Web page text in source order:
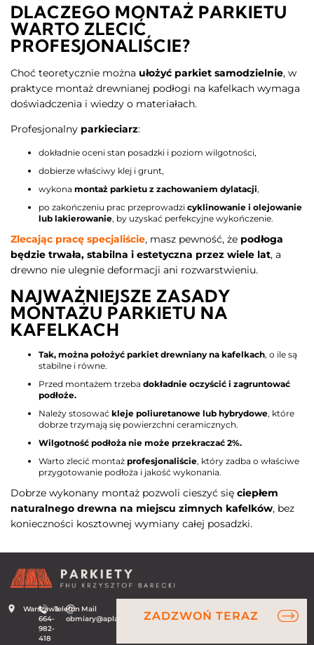
DLACZEGO MONTAŻ PARKIETU
WARTO ZLECIĆ
PROFESJONALIŚCIE?
Choć teoretycznie można ułożyć parkiet samodzielnie, w
praktyce montaż drewnianej podłogi na kafelkach wymaga
doświadczenia i wiedzy o materiałach.
Profesjonalny parkieciarz:
dokładnie oceni stan posadzki i poziom wilgotności,
dobierze właściwy klej i grunt,
wykona montaż parkietu z zachowaniem dylatacji,
po zakończeniu prac przeprowadzi cyklinowanie i olejowanie
lub lakierowanie, by uzyskać perfekcyjne wykończenie.
Zlecając pracę specjaliście, masz pewność, że podłoga
będzie trwała, stabilna i estetyczna przez wiele lat, a
drewno nie ulegnie deformacji ani rozwarstwieniu.
NAJWAŻNIEJSZE ZASADY
MONTAŻU PARKIETU NA
KAFELKACH
Tak, można położyć parkiet drewniany na kafelkach, o ile są
stabilne i równe.
Przed montażem trzeba dokładnie oczyścić i zagruntować
podłoże.
Należy stosować kleje poliuretanowe lub hybrydowe, które
dobrze trzymają się powierzchni ceramicznych.
Wilgotność podłoża nie może przekraczać 2%.
Warto zlecić montaż profesjonaliście, który zadba o właściwe
przygotowanie podłoża i jakość wykonania.
Dobrze wykonany montaż pozwoli cieszyć się ciepłem
naturalnego drewna na miejscu zimnych kafelków, bez
konieczności kosztownej wymiany całej posadzki.
WarszawaTelefon
664-
982-
418
Mail
obmiary@aplauz.net.plZADZWOŃ TERAZ